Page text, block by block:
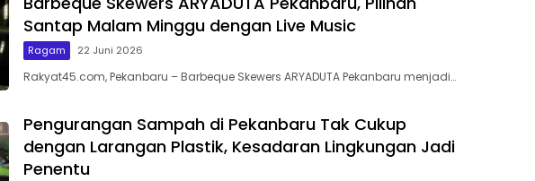
Santap Malam Minggu dengan Live Music
Ragam 22 Juni 2026
Rakyat45.com, Pekanbaru – Barbeque Skewers ARYADUTA Pekanbaru menjadi…
Pengurangan Sampah di Pekanbaru Tak Cukup
dengan Larangan Plastik, Kesadaran Lingkungan Jadi
Penentu